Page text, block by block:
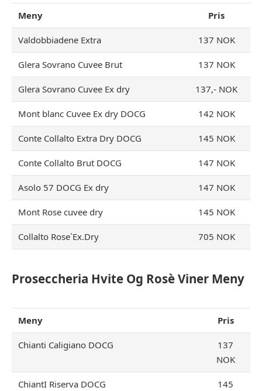
Meny Pris
Valdobbiadene Extra 137 NOK
Glera Sovrano Cuvee Brut 137 NOK
Glera Sovrano Cuvee Ex dry 137,- NOK
Mont blanc Cuvee Ex dry DOCG 142 NOK
Conte Collalto Extra Dry DOCG 145 NOK
Conte Collalto Brut DOCG 147 NOK
Asolo 57 DOCG Ex dry 147 NOK
Mont Rose cuvee dry 145 NOK
Collalto Rose`Ex.Dry 705 NOK
Proseccheria Hvite Og Rosè Viner Meny
Meny Pris
Chianti Caligiano DOCG
137
NOK
ChiantI Riserva DOCG
145